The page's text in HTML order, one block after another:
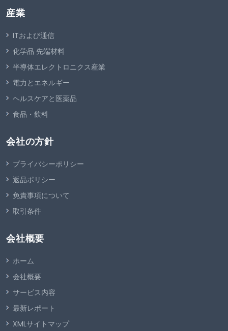
産業
ITおよび通信
化学品 先端材料
半導体エレクトロニクス産業
電力とエネルギー
ヘルスケアと医薬品
食品・飲料
会社の方針
プライバシーポリシー
返品ポリシー
免責事項について
取引条件
会社概要
ホーム
会社概要
サービス内容
最新レポート
XMLサイトマップ